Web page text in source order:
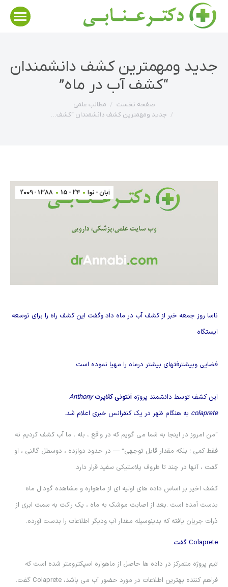
جدید ومهمترین کشف دانشمندان
“کشف آب در ماه”
صفحه نخست
مطالب علمي
جدید ومهمترین کشف دانشمندان “کشف…
آبان - نوا 24 - 15
1388 - 2009
ناسا روز جمعه خبر از كشف آب در ماه داد وگفت اين كشف راه را براي توسعه
ايستگاه
فضايي وپيشترفتهاي بيشتر درماه را مهيا نموده است.
اين کشف توسط دانشمند پروژه آنتونیكلاپرت Anthony
colaprete به هنگام ظهر در یک کنفرانس خبری اعلام شد.
“من امروز در اینجا به شما مي گویم که در واقع ، بله ، ما آب كشف كرديم نه
فقط کمی ؛ بلكه مقدار قابل توجهی” — در حدود دوازده ، دوسطل گالني ، او
گفت ، آنها در چند تا ظروف پلاستیکی سفید قرار دارد.
كشف اخير بر اساس داده هاي اوليه اي از ماهواره و مشاهده گودال ماه
بدست آمده است .بعد از اصابت موشك به ماه ، يك راكت به سمت ابري از
ذرات جريان يافته كه بدينوسيله مقدار آب وديگر اطلاعات را بدست آورده.
Colaprete گفت.
تیم پروژه متمرکز در داده ها حاصل از ماهواره اسپکترومتر شده است که
فراهم كننده بهترین اطلاعات در مورد حضور آب مي باشد، Colaprete گفت.